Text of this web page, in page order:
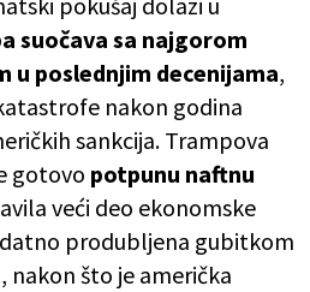
suočava sa najgorom
u poslednjim decenijama,
nakon godina
sankcija. Trampova
gotovo potpunu naftnu
veći deo ekonomske
produbljena gubitkom
nakon što je američka